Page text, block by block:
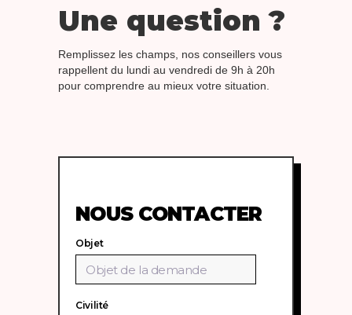
Une question ?
Remplissez les champs, nos conseillers vous
rappellent du lundi au vendredi de 9h à 20h
pour comprendre au mieux votre situation.
NOUS CONTACTER
Objet
Civilité